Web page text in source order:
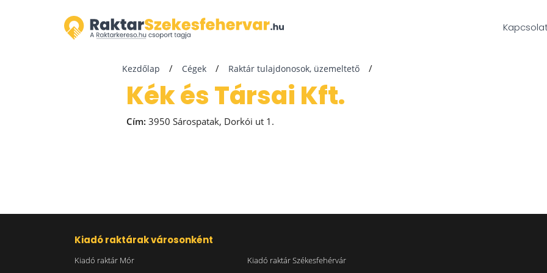
Kezdőlap Cégek Raktár tulajdonosok, üzemeltető
Kék és Társai Kft.
Cím: 3950 Sárospatak, Dorkói ut 1.
Kiadó raktárak városonként
Kiadó raktár Mór Kiadó raktár Székesfehérvár